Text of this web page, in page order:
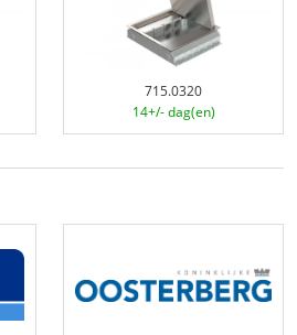
715.0320
14+/- dag(en)